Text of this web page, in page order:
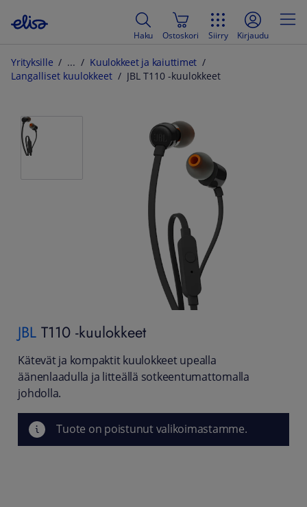
Haku Ostoskori Siirry Kirjaudu
Yrityksille
Kuulokkeet ja kaiuttimet
Langalliset kuulokkeet
JBL T110 -kuulokkeet
JBL T110 -kuulokkeet
Kätevät ja kompaktit kuulokkeet upealla
äänenlaadulla ja litteällä sotkeentumattomalla
johdolla.
Tuote on poistunut valikoimastamme.